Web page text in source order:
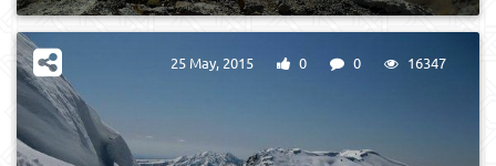
25 May, 2015 0 0 16347